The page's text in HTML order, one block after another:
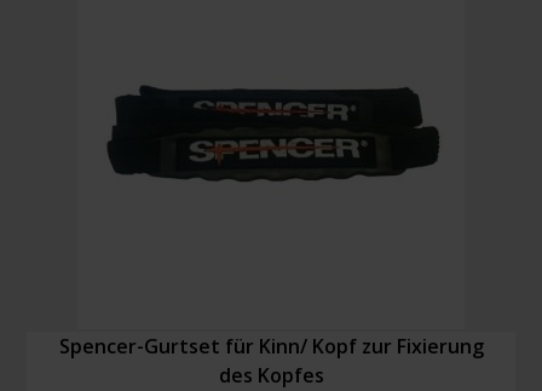
Spencer-Gurtset für Kinn/ Kopf zur Fixierung
des Kopfes